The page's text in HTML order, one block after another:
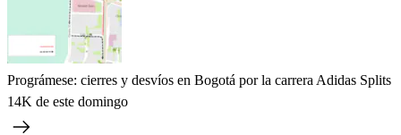
Prográmese: cierres y desvíos en Bogotá por la carrera Adidas Splits
14K de este domingo